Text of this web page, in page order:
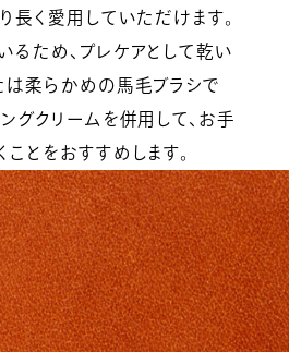
長く愛用していただけます。
るため、プレケアとして乾い
は柔らかめの馬毛ブラシで
グクリームを併用して、お手
とをおすすめします。